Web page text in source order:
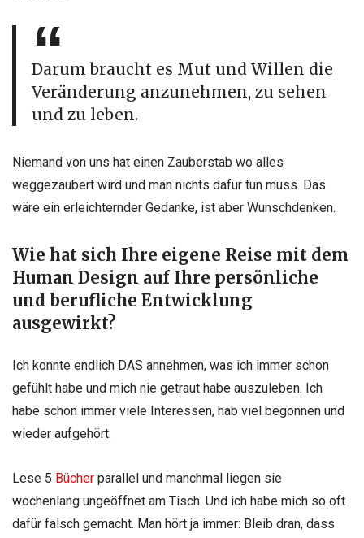
Darum braucht es Mut und Willen die
Veränderung anzunehmen, zu sehen
und zu leben.
Niemand von uns hat einen Zauberstab wo alles
weggezaubert wird und man nichts dafür tun muss. Das
wäre ein erleichternder Gedanke, ist aber Wunschdenken.
Wie hat sich Ihre eigene Reise mit dem
Human Design auf Ihre persönliche
und berufliche Entwicklung
ausgewirkt?
Ich konnte endlich DAS annehmen, was ich immer schon
gefühlt habe und mich nie getraut habe auszuleben. Ich
habe schon immer viele Interessen, hab viel begonnen und
wieder aufgehört.
Lese 5 Bücher parallel und manchmal liegen sie
wochenlang ungeöffnet am Tisch. Und ich habe mich so oft
dafür falsch gemacht. Man hört ja immer: Bleib dran, dass